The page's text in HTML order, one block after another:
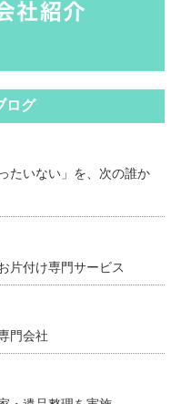
ログ
たいない」を、次の誰か
片付け専門サービス
門会社